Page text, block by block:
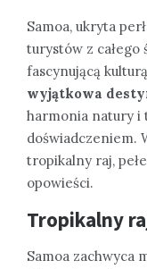
Samoa, ukryta
turystów z całego
fascynującą
wyjątkowa
harmonia natury i
doświadczeniem.
tropikalny raj,
opowieści.
Tropikalny
Samoa zachwyca